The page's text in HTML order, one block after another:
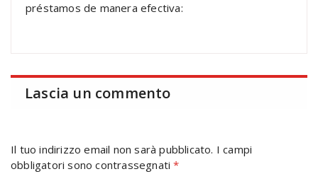
préstamos de manera efectiva:
Lascia un commento
Il tuo indirizzo email non sarà pubblicato. I campi
obbligatori sono contrassegnati*